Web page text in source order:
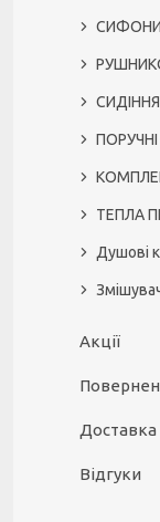
СИФОНИ
ПОРУЧНІ
ТЕПЛА
Душові
Акції
Доставка
Відгуки